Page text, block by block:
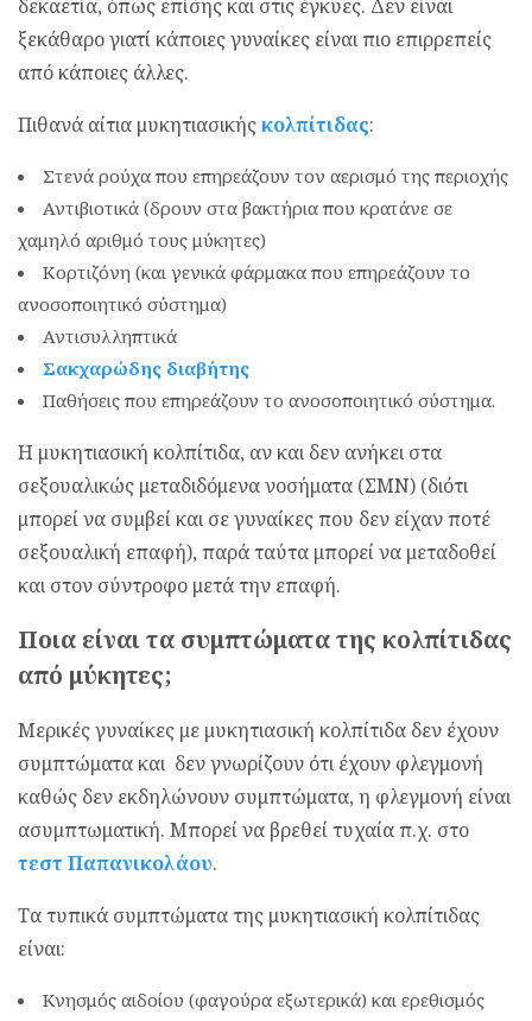
δεκαετία, όπως επίσης και στις έγκυες. Δεν είναι
ξεκάθαρο γιατί κάποιες γυναίκες είναι πιο επιρρεπείς
από κάποιες άλλες.
Πιθανά αίτια μυκητιασικής κολπίτιδας:
Στενά ρούχα που επηρεάζουν τον αερισμό της περιοχής
Αντιβιοτικά (δρουν στα βακτήρια που κρατάνε σε
χαμηλό αριθμό τους μύκητες)
Κορτιζόνη (και γενικά φάρμακα που επηρεάζουν το
ανοσοποιητικό σύστημα)
Αντισυλληπτικά
Σακχαρώδης διαβήτης
Παθήσεις που επηρεάζουν το ανοσοποιητικό σύστημα.
Η μυκητιασική κολπίτιδα, αν και δεν ανήκει στα
σεξουαλικώς μεταδιδόμενα νοσήματα (ΣΜΝ) (διότι
μπορεί να συμβεί και σε γυναίκες που δεν είχαν ποτέ
σεξουαλική επαφή), παρά ταύτα μπορεί να μεταδοθεί
και στον σύντροφο μετά την επαφή.
Ποια είναι τα συμπτώματα της κολπίτιδας
από μύκητες;
Μερικές γυναίκες με μυκητιασική κολπίτιδα δεν έχουν
συμπτώματα και δεν γνωρίζουν ότι έχουν φλεγμονή
καθώς δεν εκδηλώνουν συμπτώματα, η φλεγμονή είναι
ασυμπτωματική. Μπορεί να βρεθεί τυχαία π.χ. στο
τεστ Παπανικολάου.
Τα τυπικά συμπτώματα της μυκητιασική κολπίτιδας
είναι:
Κνησμός αιδοίου (φαγούρα εξωτερικά) και ερεθισμός